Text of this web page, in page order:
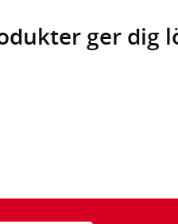
ger dig